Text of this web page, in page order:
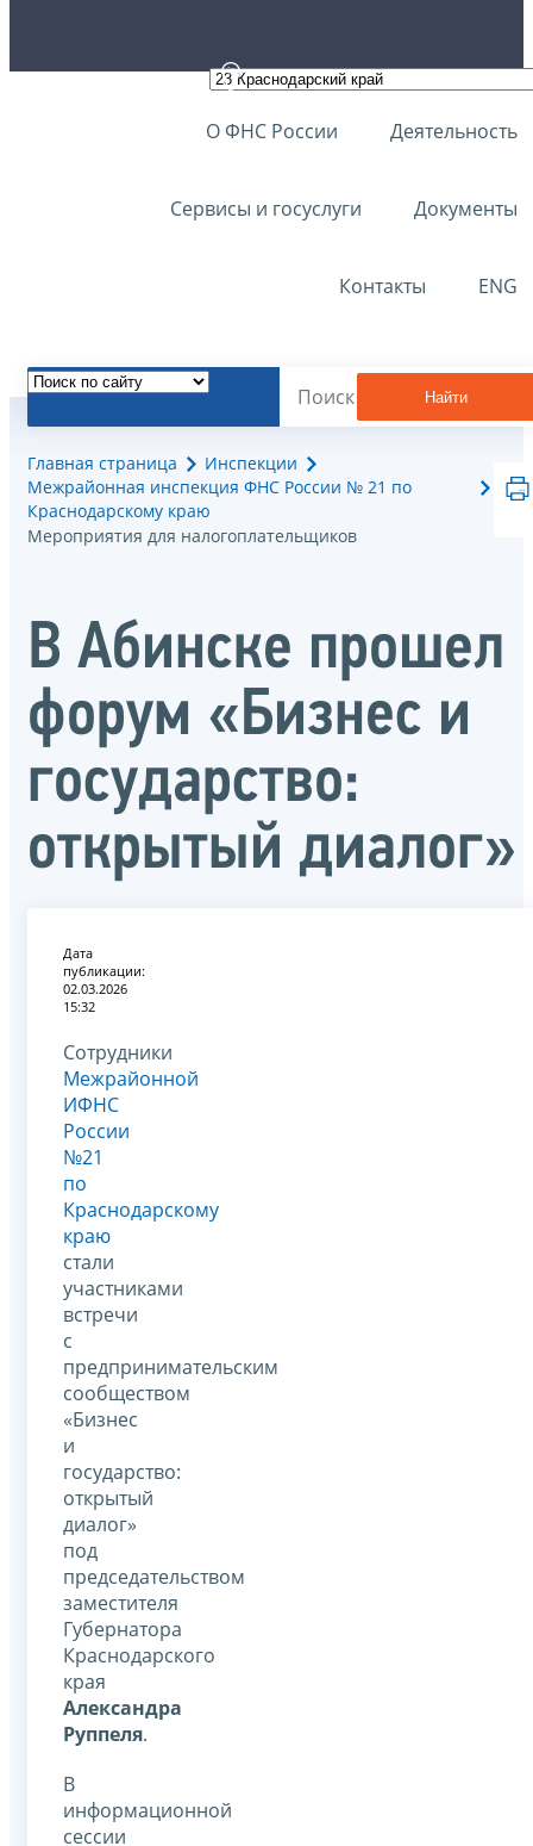
О ФНС России Деятельность
Сервисы и госуслуги Документы
Контакты ENG
Найти
Главная страница
Инспекции
Межрайонная инспекция ФНС России № 21 по
Краснодарскому краю
Мероприятия для налогоплательщиков
В Абинске прошел
форум «Бизнес и
государство:
открытый диалог»
Дата
публикации:
02.03.2026
15:32
Сотрудники
Межрайонной
ИФНС
России
№21
по
Краснодарскому
краю
стали
участниками
встречи
с
предпринимательским
сообществом
«Бизнес
и
государство:
открытый
диалог»
под
председательством
заместителя
Губернатора
Краснодарского
края
Александра
Руппеля.
В
информационной
сессии